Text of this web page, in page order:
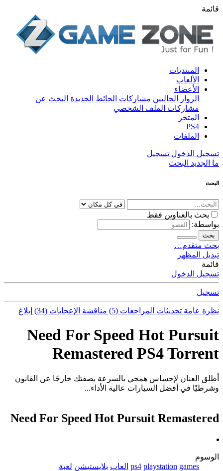
قائمة
المنتديات
الألعاب
الأعضاء
الزوار الحاليين مشاركات الحائط الجديدة البحث عن
مشاركات الملف الشخصي
المتجر
PS4
الملفات
تسجيل الدخول تسجيل
ما الجديد البحث
البحث
بحث بالعناوين فقط
بواسطة:
بحث
بحث متقدم…
تبديل المظهر
قائمة
تسجيل الدخول
تسجيل
نظرة عامة تحديثات المراجعات (5) مناقشة الإعجابات (34) إبلاغ
Need For Speed Hot Pursuit
Remastered PS4 Torrent
أطلق العنان لإحساس همجي بالسرعة بصفتك خارجًا عن القانون
وشرطيًا في أفضل السيارات عالية الأداء...
Need For Speed Hot Pursuit Remastered
الوسوم
games
playstation
ps4 العاب بلايستيشن لعبة